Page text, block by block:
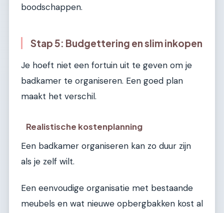
boodschappen.
Stap 5: Budgettering en slim inkopen
Je hoeft niet een fortuin uit te geven om je
badkamer te organiseren. Een goed plan
maakt het verschil.
Realistische kostenplanning
Een badkamer organiseren kan zo duur zijn
als je zelf wilt.
Een eenvoudige organisatie met bestaande
meubels en wat nieuwe opbergbakken kost al